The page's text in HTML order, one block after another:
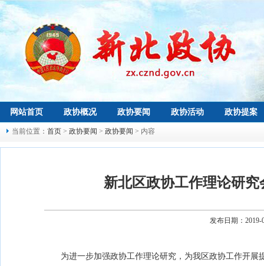
网站首页 政协概况 政协要闻 政协活动 政协提案
当前位置： 首页 > 政协要闻 > 政协要闻 > 内容
新北区政协工作理论研
发布日期：
为进一步加强政协工作理论研究，为我区政协工作开